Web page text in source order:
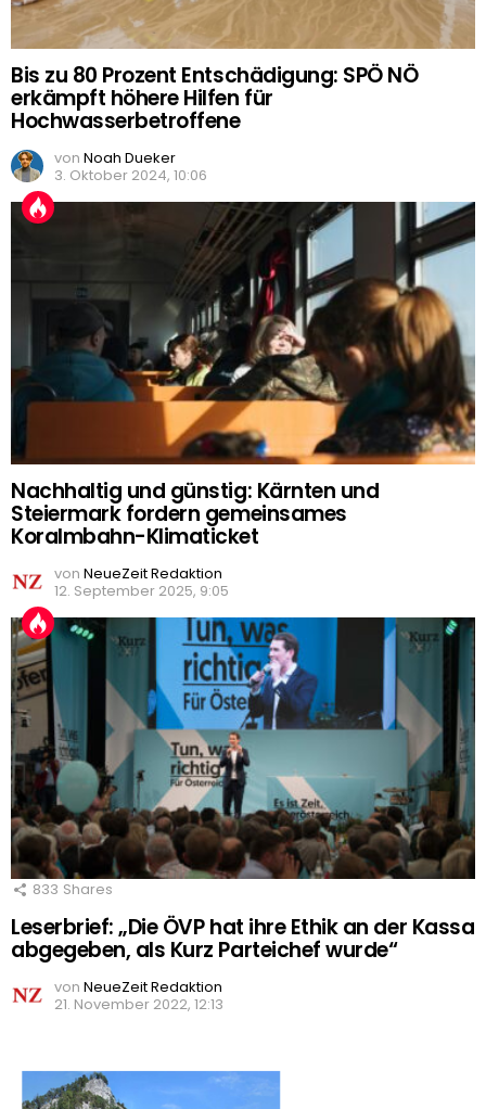
Bis zu 80 Prozent Entschädigung: SPÖ NÖ
erkämpft höhere Hilfen für
Hochwasserbetroffene
von Noah Dueker
3. Oktober 2024, 10:06
Nachhaltig und günstig: Kärnten und
Steiermark fordern gemeinsames
Koralmbahn-Klimaticket
von NeueZeit Redaktion
12. September 2025, 9:05
833 Shares
Leserbrief: „Die ÖVP hat ihre Ethik an der Kassa
abgegeben, als Kurz Parteichef wurde“
von NeueZeit Redaktion
21. November 2022, 12:13